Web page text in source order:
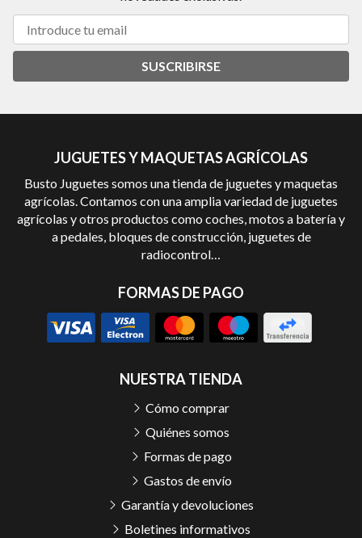
SUSCRIBIRSE
JUGUETES Y MAQUETAS AGRÍCOLAS
Busto Juguetes somos una tienda de juguetes y maquetas
agrícolas. Contamos con una amplia variedad de juguetes
agrícolas y otros productos como coches, motos a batería y
a pedales, bloques de construcción, juguetes de
radiocontrol…
FORMAS DE PAGO
NUESTRA TIENDA
Cómo comprar
Quiénes somos
Formas de pago
Gastos de envío
Garantía y devoluciones
Boletines informativos